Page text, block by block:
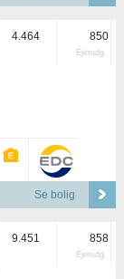
4.464 850
Ejerudg.
Se bolig
9.451 858
Ejerudg.